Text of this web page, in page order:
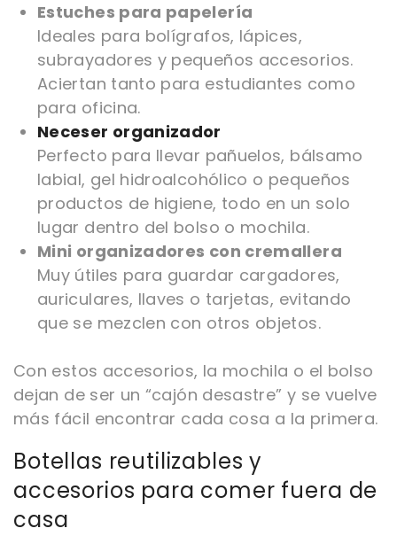
Estuches para papelería
Ideales para bolígrafos, lápices,
subrayadores y pequeños accesorios.
Aciertan tanto para estudiantes como
para oficina.
Neceser organizador
Perfecto para llevar pañuelos, bálsamo
labial, gel hidroalcohólico o pequeños
productos de higiene, todo en un solo
lugar dentro del bolso o mochila.
Mini organizadores con cremallera
Muy útiles para guardar cargadores,
auriculares, llaves o tarjetas, evitando
que se mezclen con otros objetos.
Con estos accesorios, la mochila o el bolso
dejan de ser un “cajón desastre” y se vuelve
más fácil encontrar cada cosa a la primera.
Botellas reutilizables y
accesorios para comer fuera de
casa